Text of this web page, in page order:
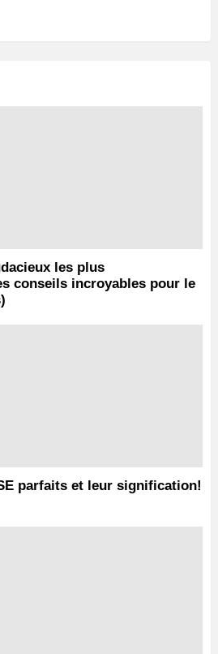
les plus
conseils incroyables pour le
parfaits et leur signification!